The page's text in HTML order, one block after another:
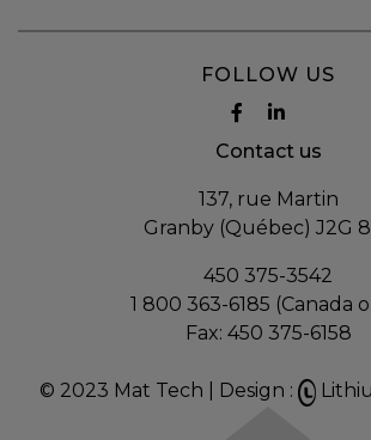
FOLLOW US
Contact us
137, rue Martin
Granby (Québec) J2G
450 375-3542
1 800 363-6185 (Canada
Fax: 450 375-6158
© 2023 Mat Tech | Design :